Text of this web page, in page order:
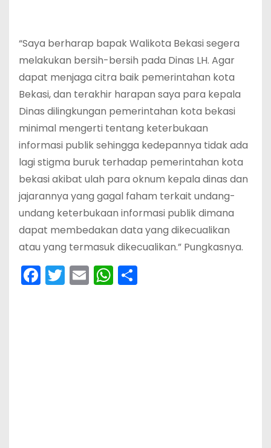
“Saya berharap bapak Walikota Bekasi segera
melakukan bersih-bersih pada Dinas LH. Agar
dapat menjaga citra baik pemerintahan kota
Bekasi, dan terakhir harapan saya para kepala
Dinas dilingkungan pemerintahan kota bekasi
minimal mengerti tentang keterbukaan
informasi publik sehingga kedepannya tidak ada
lagi stigma buruk terhadap pemerintahan kota
bekasi akibat ulah para oknum kepala dinas dan
jajarannya yang gagal faham terkait undang-
undang keterbukaan informasi publik dimana
dapat membedakan data yang dikecualikan
atau yang termasuk dikecualikan.” Pungkasnya.
F
a
T
w
E
m
W
h